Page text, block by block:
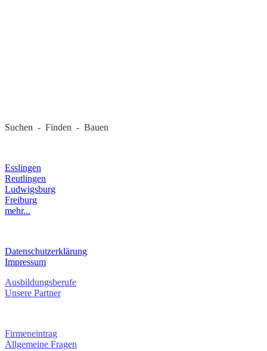
Suchen - Finden - Bauen
Esslingen
Reutlingen
Ludwigsburg
Freiburg
mehr...
Datenschutzerklärung
Impressum
Ausbildungsberufe
Unsere Partner
Firmeneintrag
Allgemeine Fragen